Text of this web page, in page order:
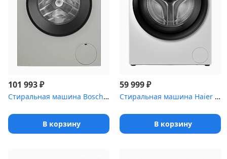
101 993₽
Стиральная машина Bosch WGK264ZXME загр.фронтальная
В корзину
59 999₽
Стиральная машина Haier HW90-BP14929B
В корзину